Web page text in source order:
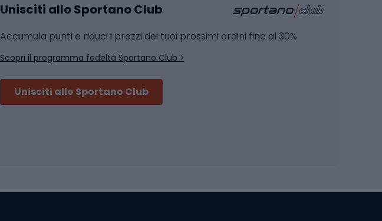
Sport con le racchette
Badminton
Ping pong
Tennis
Pesca al siluro
Pesca a spinning
Sedili per cicli
Unisciti allo Sportano Club
Accumula punti e riduci i prezzi dei tuoi prossimi ordini fino al 30%
Scopri il programma fedeltà Sportano Club >
Unisciti allo Sportano Club